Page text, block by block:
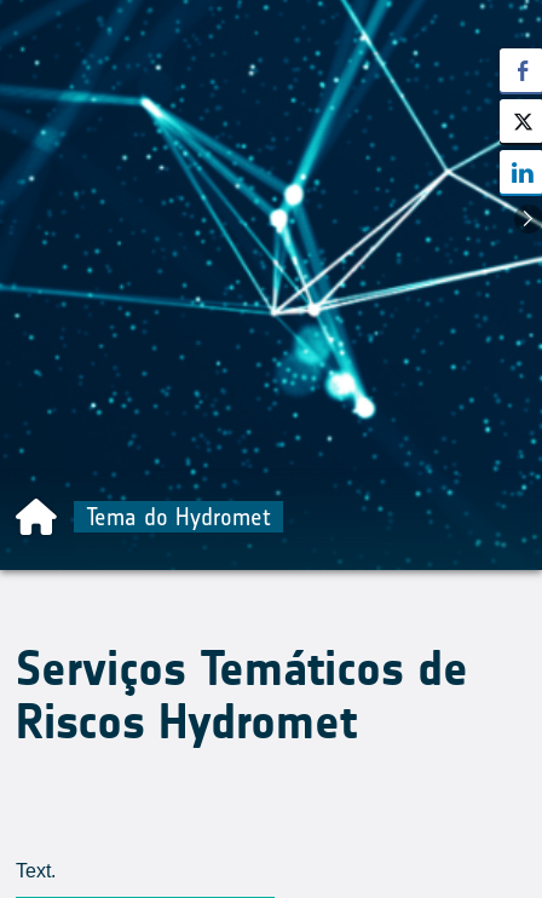
Tema do Hydromet
Serviços Temáticos de
Riscos Hydromet
Text.